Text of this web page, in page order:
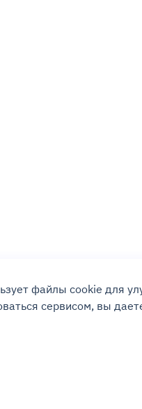
файлы cookie для
сервисом, вы